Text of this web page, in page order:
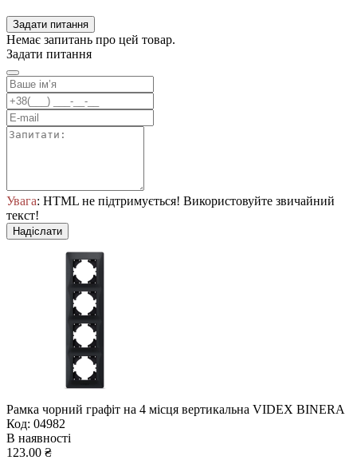
Задати питання
Немає запитань про цей товар.
Задати питання
Увага: HTML не підтримується! Використовуйте звичайний
текст!
Надіслати
Рамка чорний графіт на 4 місця вертикальна VIDEX BINERA
Код: 04982
В наявності
123.00 ₴